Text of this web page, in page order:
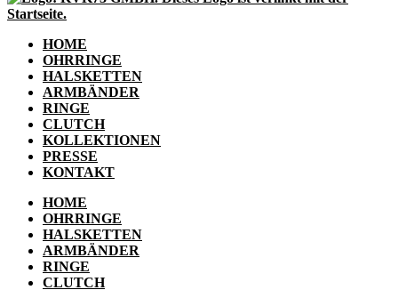
HOME
OHRRINGE
HALSKETTEN
ARMBÄNDER
RINGE
CLUTCH
KOLLEKTIONEN
PRESSE
KONTAKT
HOME
OHRRINGE
HALSKETTEN
ARMBÄNDER
RINGE
CLUTCH